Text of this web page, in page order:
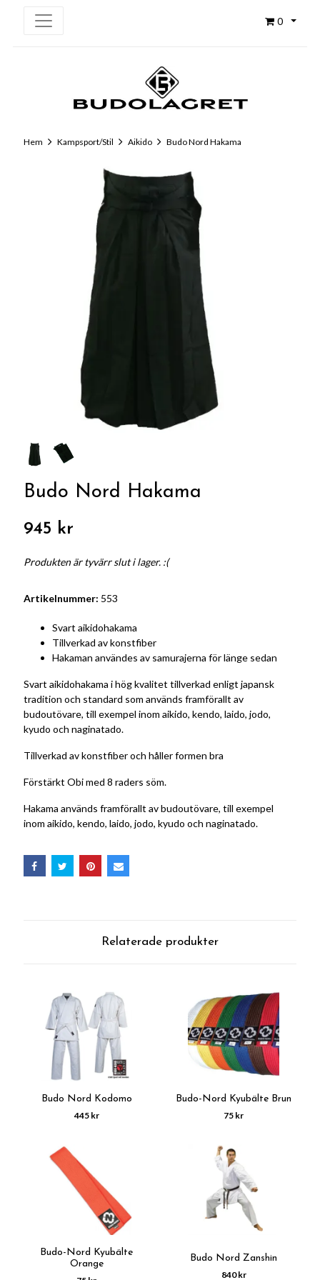
0
Hem Kampsport/Stil Aikido Budo Nord Hakama
Budo Nord Hakama
945 kr
Produkten är tyvärr slut i lager. :(
Artikelnummer: 553
Svart aikidohakama
Tillverkad av konstfiber
Hakaman användes av samurajerna för länge sedan
Svart aikidohakama i hög kvalitet tillverkad enligt japansk
tradition och standard som används framförallt av
budoutövare, till exempel inom aikido, kendo, laido, jodo,
kyudo och naginatado.
Tillverkad av konstfiber och håller formen bra
Förstärkt Obi med 8 raders söm.
Hakama används framförallt av budoutövare, till exempel
inom aikido, kendo, laido, jodo, kyudo och naginatado.
Relaterade produkter
Budo Nord Kodomo
445 kr
Budo-Nord Kyubälte Brun
75 kr
Budo-Nord Kyubälte
Orange
Budo Nord Zanshin
840 kr